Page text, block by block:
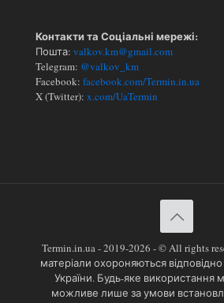
Контакти та Соціальні мережі:
Пошта: valkov.km@gmail.com
Telegram: @valkov_km
Facebook: facebook.com/Termin.in.ua
X (Twitter): x.com/UaTermin
Termin.in.ua - 2019-2026 - © All rights
матеріали охороняються
України. Будь-яке використання
можливе лише за умови